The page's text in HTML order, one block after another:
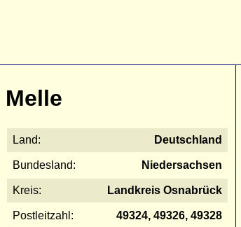
Melle
Land: Deutschland
Bundesland: Niedersachsen
Kreis: Landkreis Osnabrück
Postleitzahl: 49324, 49326, 49328